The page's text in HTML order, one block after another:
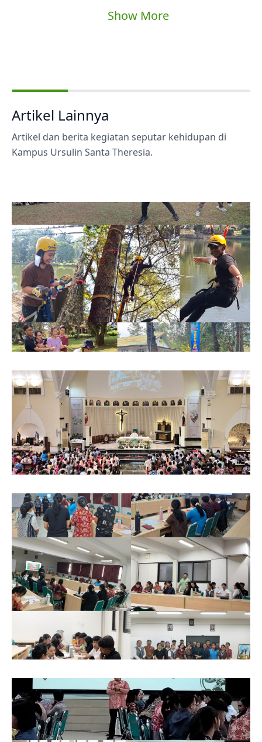
Show More
Artikel Lainnya
Artikel dan berita kegiatan seputar kehidupan di
Kampus Ursulin Santa Theresia.